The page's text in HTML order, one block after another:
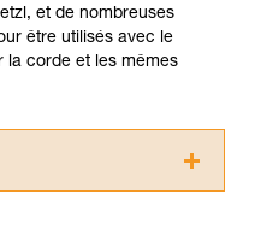
et de nombreuses
être utilisés avec le
la corde et les mêmes